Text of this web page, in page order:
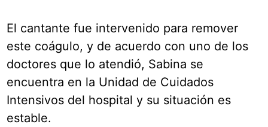
El cantante fue intervenido para remover
este coágulo, y de acuerdo con uno de los
doctores que lo atendió, Sabina se
encuentra en la Unidad de Cuidados
Intensivos del hospital y su situación es
estable.